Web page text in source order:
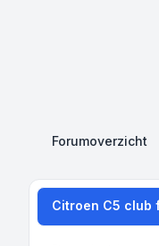
Forumoverzicht
Citroen C5 club